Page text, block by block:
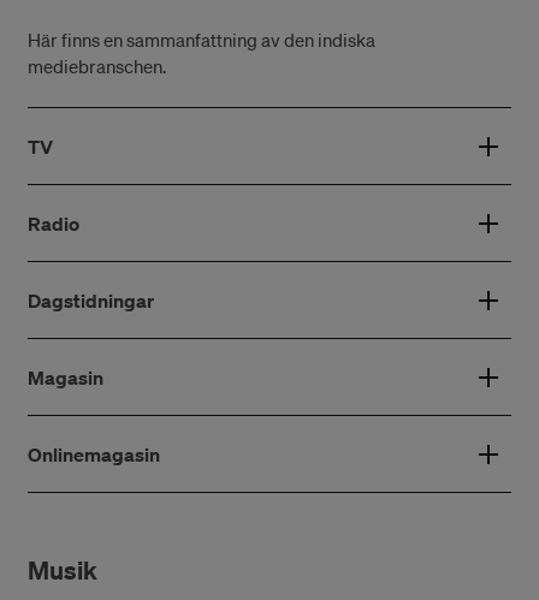
Här finns en sammanfattning av den indiska
mediebranschen.
TV
Radio
Dagstidningar
Magasin
Onlinemagasin
Musik